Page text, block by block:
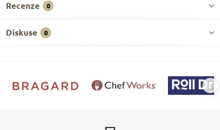
Recenze 0
Diskuse 0